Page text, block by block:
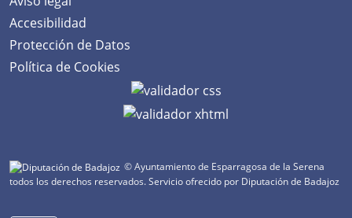
Accesibilidad
Protección de Datos
Política de Cookies
© Ayuntamiento de Esparragosa de la Serena
todos los derechos reservados.Servicio ofrecido por Diputación de Badajoz